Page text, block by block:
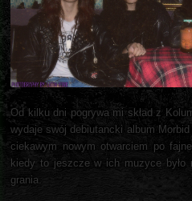
Od kilku dni pogrywa mi skład z
wydaje swój debiutancki album
ciekawym nowym otwarciem po
kiedy to jeszcze w ich muzyce było
grania.